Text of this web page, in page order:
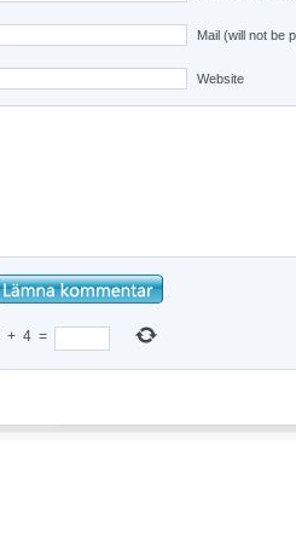
Mail (will not be
Website
+ 4 =